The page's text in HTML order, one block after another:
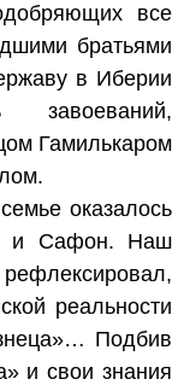
все
братьями
в Иберии
Гамилькаром
оказалось
и Сафон. Наш
реальности
Подбив
и свои знания